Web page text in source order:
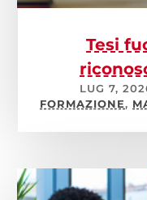
Tesi
LUG 7,
FORMAZIONE,